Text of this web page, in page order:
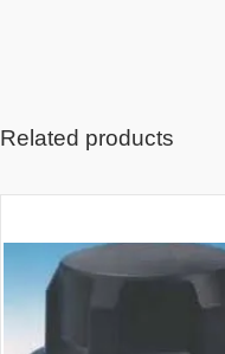
Related products